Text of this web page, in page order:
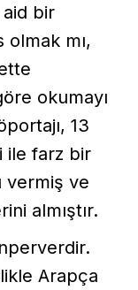
aid bir
mı,
okumayı
13
ile farz bir
vermiş ve
almıştır.
Arapça